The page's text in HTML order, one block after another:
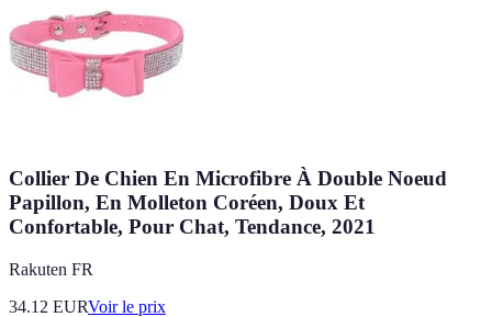
Collier De Chien En Microfibre À Double Noeud
Papillon, En Molleton Coréen, Doux Et
Confortable, Pour Chat, Tendance, 2021
Rakuten FR
34.12 EURVoir le prix